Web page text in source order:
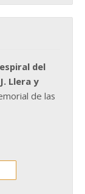
espiral del
Llera y
de las